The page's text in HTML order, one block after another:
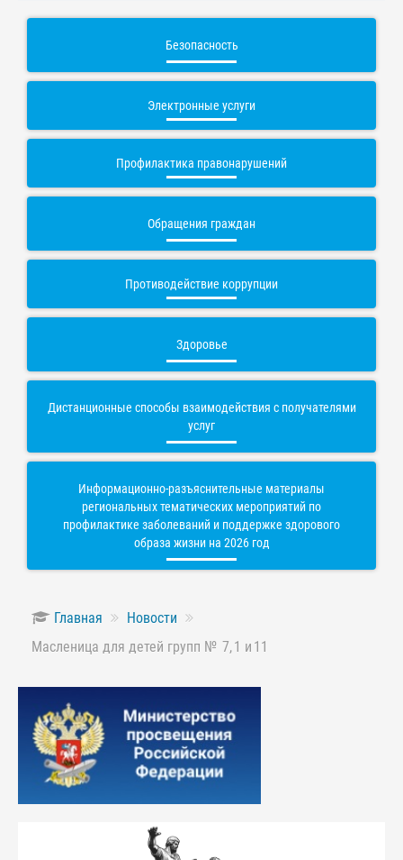
Безопасность
Электронные услуги
Профилактика правонарушений
Обращения граждан
Противодействие коррупции
Здоровье
Дистанционные способы взаимодействия с получателями
услуг
Информационно-разъяснительные материалы
региональных тематических мероприятий по
профилактике заболеваний и поддержке здорового
образа жизни на 2026 год
Главная
Новости
Масленица для детей групп № 7, 1 и 11